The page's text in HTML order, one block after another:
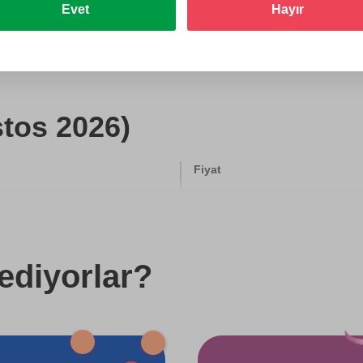
2026)
Fiyat
750 TL
Evet Hayır